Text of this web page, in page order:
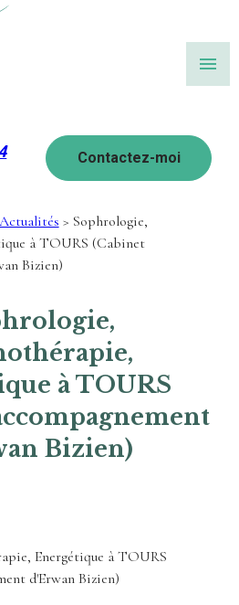
menu
Contactez-moi
Actualités > Sophrologie,
à TOURS (Cabinet
Bizien)
à TOURS
Bizien)
Energétique à TOURS
d'Erwan Bizien)